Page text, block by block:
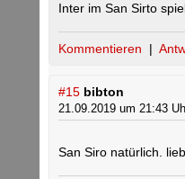
Inter im San Sirto
Kommentieren |
#15 bibton
21.09.2019 um 21:43
San Siro natürlich.